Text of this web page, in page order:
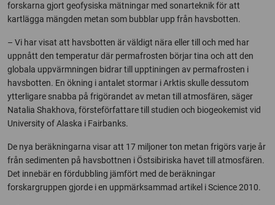
forskarna gjort geofysiska mätningar med sonarteknik för att
kartlägga mängden metan som bubblar upp från havsbotten.
– Vi har visat att havsbotten är väldigt nära eller till och med har
uppnått den temperatur där permafrosten börjar tina och att den
globala uppvärmningen bidrar till upptiningen av permafrosten i
havsbotten. En ökning i antalet stormar i Arktis skulle dessutom
ytterligare snabba på frigörandet av metan till atmosfären, säger
Natalia Shakhova, försteförfattare till studien och biogeokemist vid
University of Alaska i Fairbanks.
De nya beräkningarna visar att 17 miljoner ton metan frigörs varje år
från sedimenten på havsbottnen i Östsibiriska havet till atmosfären.
Det innebär en fördubbling jämfört med de beräkningar
forskargruppen gjorde i en uppmärksammad artikel i Science 2010.